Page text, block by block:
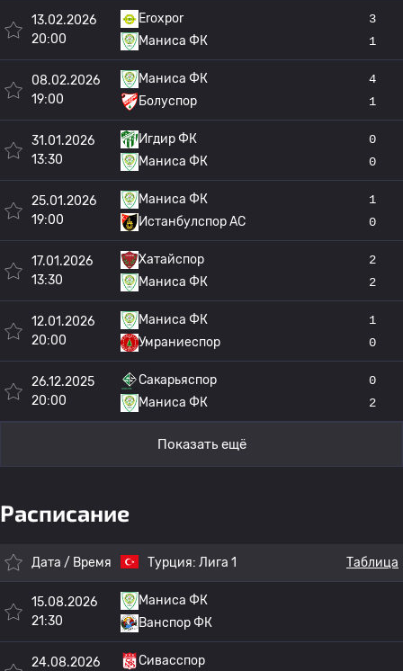
13.02.2026
20:00
Eroxpor
Маниса ФК
3
1
08.02.2026
19:00
Маниса ФК
Болуспор
4
1
31.01.2026
13:30
Игдир ФК
Маниса ФК
0
0
25.01.2026
19:00
Маниса ФК
Истанбулспор АС
1
0
17.01.2026
13:30
Хатайспор
Маниса ФК
2
2
12.01.2026
20:00
Маниса ФК
Умраниеспор
1
0
26.12.2025
20:00
Сакарьяспор
Маниса ФК
0
2
Показать ещё
Расписание
Дата / Время Турция: Лига 1 Таблица
15.08.2026
21:30
Маниса ФК
Ванспор ФК
24.08.2026
Сивасспор